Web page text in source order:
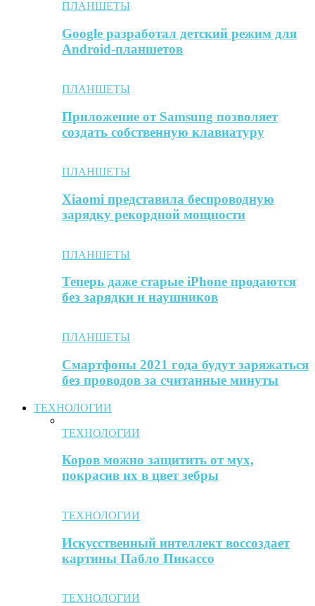
ПЛАНШЕТЫ
Google разработал детский режим для
Android-планшетов
ПЛАНШЕТЫ
Приложение от Samsung позволяет
создать собственную клавиатуру
ПЛАНШЕТЫ
Xiaomi представила беспроводную
зарядку рекордной мощности
ПЛАНШЕТЫ
Теперь даже старые iPhone продаются
без зарядки и наушников
ПЛАНШЕТЫ
Смартфоны 2021 года будут заряжаться
без проводов за считанные минуты
ТЕХНОЛОГИИ
ТЕХНОЛОГИИ
Коров можно защитить от мух,
покрасив их в цвет зебры
ТЕХНОЛОГИИ
Искусственный интеллект воссоздает
картины Пабло Пикассо
ТЕХНОЛОГИИ